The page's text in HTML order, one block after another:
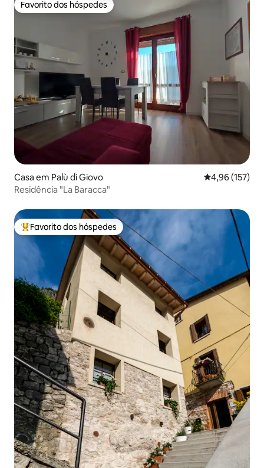
Favorito dos hóspedes
Favorito dos hóspedes
Casa em Palù di Giovo Classificação
4,96 (157)
Residência "La Baracca"
Favoritos dos hóspedes mais apreciados
Favorito dos hóspedes